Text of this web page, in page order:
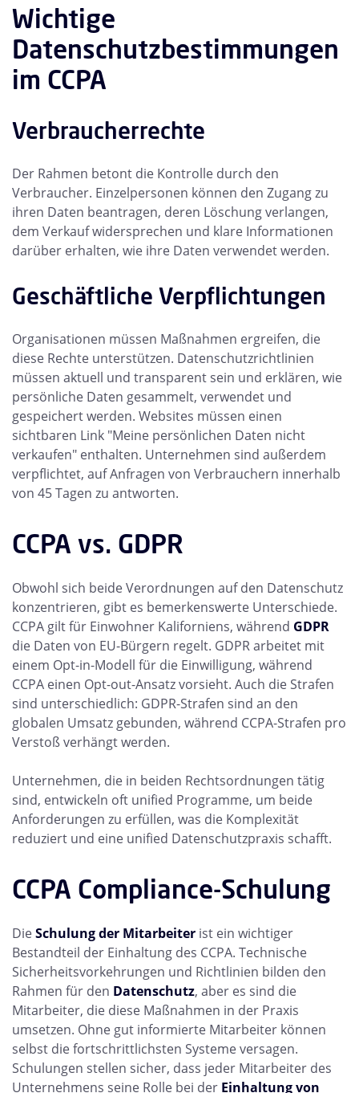
Wichtige
Datenschutzbestimmungen
im CCPA
Verbraucherrechte
Der Rahmen betont die Kontrolle durch den
Verbraucher. Einzelpersonen können den Zugang zu
ihren Daten beantragen, deren Löschung verlangen,
dem Verkauf widersprechen und klare Informationen
darüber erhalten, wie ihre Daten verwendet werden.
Geschäftliche Verpflichtungen
Organisationen müssen Maßnahmen ergreifen, die
diese Rechte unterstützen. Datenschutzrichtlinien
müssen aktuell und transparent sein und erklären, wie
persönliche Daten gesammelt, verwendet und
gespeichert werden. Websites müssen einen
sichtbaren Link "Meine persönlichen Daten nicht
verkaufen" enthalten. Unternehmen sind außerdem
verpflichtet, auf Anfragen von Verbrauchern innerhalb
von 45 Tagen zu antworten.
CCPA vs. GDPR
Obwohl sich beide Verordnungen auf den Datenschutz
konzentrieren, gibt es bemerkenswerte Unterschiede.
CCPA gilt für Einwohner Kaliforniens, während GDPR
die Daten von EU-Bürgern regelt. GDPR arbeitet mit
einem Opt-in-Modell für die Einwilligung, während
CCPA einen Opt-out-Ansatz vorsieht. Auch die Strafen
sind unterschiedlich: GDPR-Strafen sind an den
globalen Umsatz gebunden, während CCPA-Strafen pro
Verstoß verhängt werden.
Unternehmen, die in beiden Rechtsordnungen tätig
sind, entwickeln oft unified Programme, um beide
Anforderungen zu erfüllen, was die Komplexität
reduziert und eine unified Datenschutzpraxis schafft.
CCPA Compliance-Schulung
DieSchulung der Mitarbeiter ist ein wichtiger
Bestandteil der Einhaltung des CCPA. Technische
Sicherheitsvorkehrungen und Richtlinien bilden den
Rahmen für den Datenschutz, aber es sind die
Mitarbeiter, die diese Maßnahmen in der Praxis
umsetzen. Ohne gut informierte Mitarbeiter können
selbst die fortschrittlichsten Systeme versagen.
Schulungen stellen sicher, dass jeder Mitarbeiter des
Unternehmens seine Rolle bei der Einhaltung von